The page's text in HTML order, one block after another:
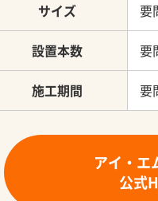
サイズ 要
設置本数 要
施工期間 要
アイ・エ
公式